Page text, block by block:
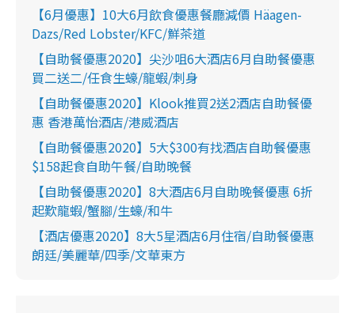
【6月優惠】10大6月飲食優惠餐廳減價 Häagen-
Dazs/Red Lobster/KFC/鮮茶道
【自助餐優惠2020】尖沙咀6大酒店6月自助餐優惠
買二送二/任食生蠔/龍蝦/刺身
【自助餐優惠2020】Klook推買2送2酒店自助餐優
惠 香港萬怡酒店/港威酒店
【自助餐優惠2020】5大$300有找酒店自助餐優惠
$158起食自助午餐/自助晚餐
【自助餐優惠2020】8大酒店6月自助晚餐優惠 6折
起歎龍蝦/蟹腳/生蠔/和牛
【酒店優惠2020】8大5星酒店6月住宿/自助餐優惠
朗廷/美麗華/四季/文華東方